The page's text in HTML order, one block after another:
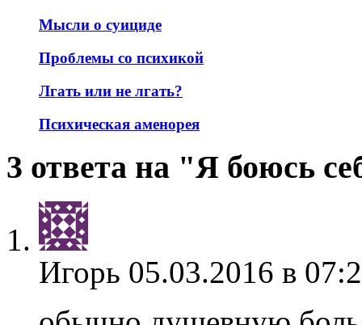
Мысли о суициде
Проблемы со психикой
Лгать или не лгать?
Психическая аменорея
3 ответа на "Я боюсь
Игорь 05.03.2016 в